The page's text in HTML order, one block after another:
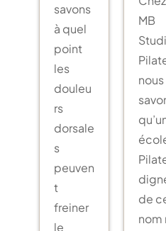
savons
à quel
point
les
douleu
rs
dorsale
s
peuven
t
freiner
le
MB
nous
de
nom